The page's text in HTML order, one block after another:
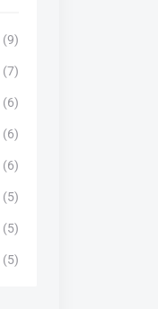
(9)
(7)
(6)
(6)
(6)
(5)
(5)
(5)